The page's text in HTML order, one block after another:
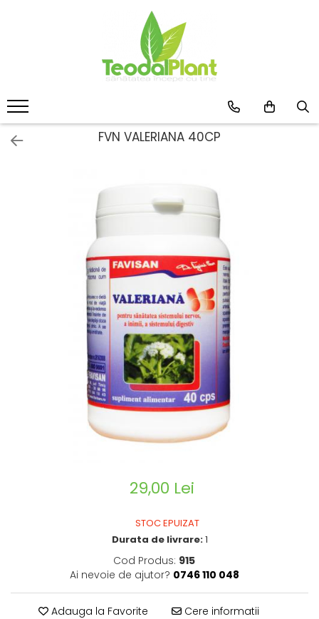
SUPLIMENTE ARTICULATII
SUPLIMENTE TONICE
CREME ANTIINFLAMATOARE-
CIRCULAȚIE
SUPLIMENTE DIABET
SUPLIMENTE DIVERSE
SUPLIMENTE HORMONALE
SUPLIMENTE CARDIO VASCULARE
HEPATOPROTECTOARE-BILA
SUPLIMENTE MEMORIE SI
SUPLIMENTE POTENȚĂ
SUPLIMENTE PROSTATĂ
SUPLIMENTE SLĂBIRE
SUPLIMENTE VITAMINE ȘI
SUPLIMENTE COLESTEROL
SUPLIMENTE RĂCEALĂ- APARAT
SUPLIMENTE ANTIOXIDANȚI-
ANTITUMORAL
SUPLIMENTE URO-GENITAL
SUPLIMENTE DETOXIFIERE
FVN VALERIANA 40CP
29,00 Lei
STOC EPUIZAT
Durata de livrare:1
Cod Produs: 915
Ai nevoie de ajutor? 0746 110 048
Adauga la Favorite Cere informatii